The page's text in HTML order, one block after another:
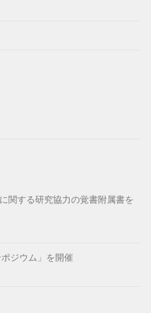
関する研究協力の覚書附属書を
ジウム」を開催